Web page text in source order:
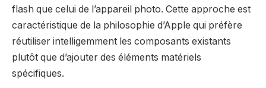
flash que celui de l’appareil photo. Cette approche est
caractéristique de la philosophie d’Apple qui préfère
réutiliser intelligemment les composants existants
plutôt que d’ajouter des éléments matériels
spécifiques.